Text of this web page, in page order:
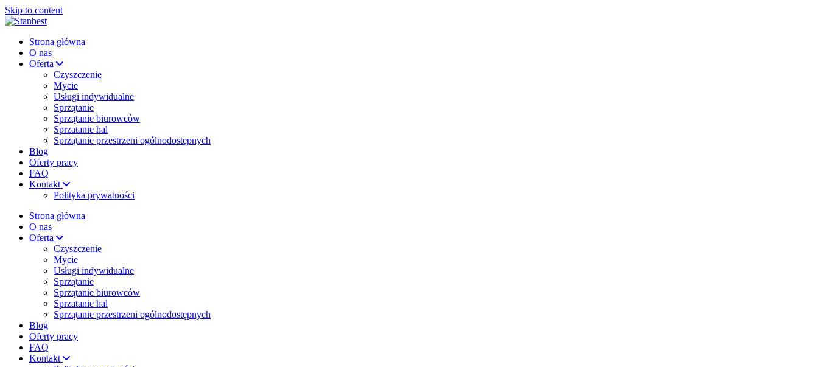
Skip to content
Strona główna
O nas
Oferta
Czyszczenie
Mycie
Usługi indywidualne
Sprzątanie
Sprzątanie biurowców
Sprzatanie hal
Sprzątanie przestrzeni ogólnodostępnych
Blog
Oferty pracy
FAQ
Kontakt
Polityka prywatności
Strona główna
O nas
Oferta
Czyszczenie
Mycie
Usługi indywidualne
Sprzątanie
Sprzątanie biurowców
Sprzatanie hal
Sprzątanie przestrzeni ogólnodostępnych
Blog
Oferty pracy
FAQ
Kontakt